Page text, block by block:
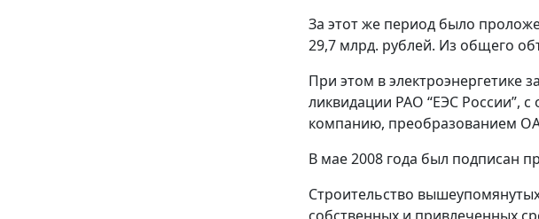
За этот же период было
29,7 млрд. рублей. Из общего
При этом в электроэнергетике
ликвидации РАО “ЕЭС России”,
компанию, преобразованием
В мае 2008 года был подписан
Строительство